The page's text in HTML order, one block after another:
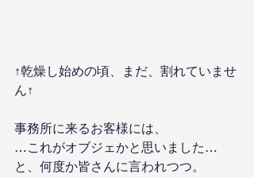
↑乾燥し始めの頃、まだ、割れていませ
ん↑
事務所に来るお客様には、
…これがオブジェかと思いました…
と、何度か皆さんに言われつつ。